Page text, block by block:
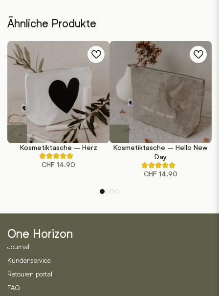
Die
können
auf
der
Produktseite
gewählt
können
auf
der
Produktseite
werden
Ähnliche Produkte
Kosmetiktasche – Herz
Rated
4.50
customer
CHF 14.90
Kosmetiktasche – Hello New
Day
Rated
4.60
5
CHF 14.90
One Horizon
Journal
Kundenservice
Retouren portal
FAQ